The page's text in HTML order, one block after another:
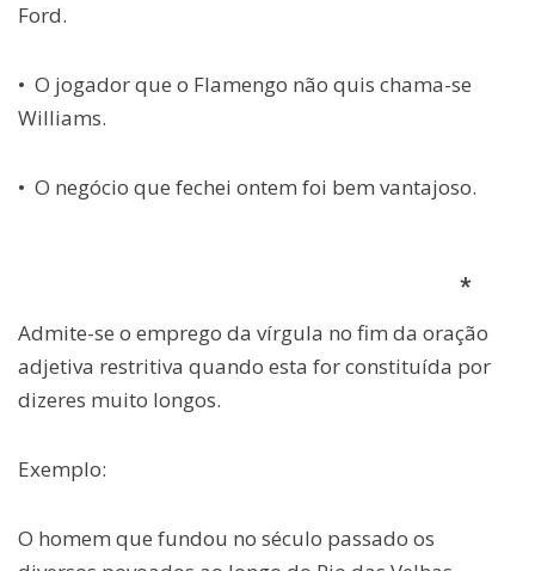
Ford.
• O jogador que o Flamengo não quis chama-se
Williams.
• O negócio que fechei ontem foi bem vantajoso.
*
Admite-se o emprego da vírgula no fim da oração
adjetiva restritiva quando esta for constituída por
dizeres muito longos.
Exemplo:
O homem que fundou no século passado os